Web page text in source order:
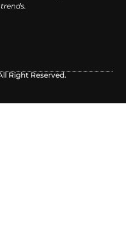
Right Reserved.